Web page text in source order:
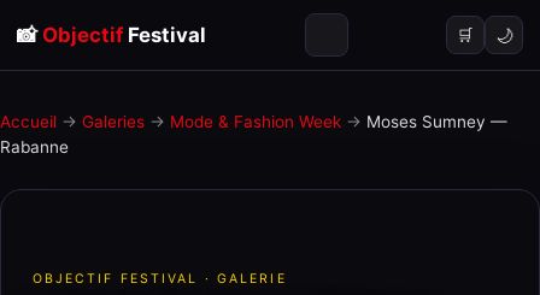
📸 ObjectifFestival 🛒 🌙
Accueil → Galeries → Mode & Fashion Week → Moses Sumney —
Rabanne
OBJECTIF FESTIVAL · GALERIE